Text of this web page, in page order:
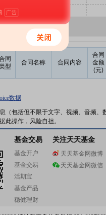
同
型
合同名称 合同内容
合同
金额
(元)
数据
包括但不限于文字、视频、音频
此操作，风险自担。
基金交易
基金开户
基金交易
活期宝
基金产品
稳健理财
关注天天基金
天天基金网微博
天天基金网微信